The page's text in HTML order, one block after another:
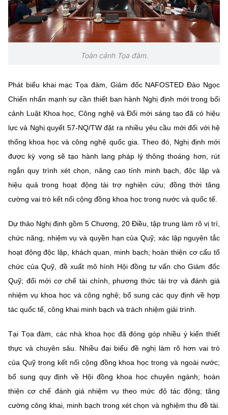
Chọn ngôn ngữ
Vietnamese English
BỘ KHOA HỌC VÀ CÔNG NGHỆ
MINISTRY OF SCIENCE AND TECHNOLOGY
Điều khoản sử dụng Theo dõi MST: Góp ý
Cơ quan chủ quản: Bộ Khoa học và Công nghệ (MST)
Chịu trách nhiệm nội dung: Nguyễn Thị Hải Hằng
Giám đốc Trung tâm Truyền thông Khoa học và Công nghệ.
Liên hệ
Điện thoại: 024 3936 9506
©2026 Bản quyền thuộc Bộ Khoa Học và Công Nghệ
(Ghi rõ nguồn "https://mst.gov.vn" khi phát hành lại thông tin từ
website này)
Toàn cảnh Tọa đàm.
Phát biểu khai mạc Tọa đàm, Giám đốc NAFOSTED Đào Ngọc
Chiến nhấn mạnh sự cần thiết ban hành Nghị định mới trong bối
cảnh Luật Khoa học, Công nghệ và Đổi mới sáng tạo đã có hiệu
lực và Nghị quyết 57-NQ/TW đặt ra nhiều yêu cầu mới đối với hệ
thống khoa học và công nghệ quốc gia. Theo đó, Nghị định mới
được kỳ vọng sẽ tạo hành lang pháp lý thông thoáng hơn, rút
ngắn quy trình xét chọn, nâng cao tính minh bạch, độc lập và
hiệu quả trong hoạt động tài trợ nghiên cứu; đồng thời tăng
cường vai trò kết nối cộng đồng khoa học trong nước và quốc tế.
Dự thảo Nghị định gồm 5 Chương, 20 Điều, tập trung làm rõ vị trí,
chức năng, nhiệm vụ và quyền hạn của Quỹ; xác lập nguyên tắc
hoạt động độc lập, khách quan, minh bạch; hoàn thiện cơ cấu tổ
chức của Quỹ, đề xuất mô hình Hội đồng tư vấn cho Giám đốc
Quỹ; đổi mới cơ chế tài chính, phương thức tài trợ và đánh giá
nhiệm vụ khoa học và công nghệ; bổ sung các quy định về hợp
tác quốc tế, công khai minh bạch và trách nhiệm giải trình.
Tại Tọa đàm, các nhà khoa học đã đóng góp nhiều ý kiến thiết
thực và chuyên sâu. Nhiều đại biểu đề nghị làm rõ hơn vai trò
của Quỹ trong kết nối cộng đồng khoa học trong và ngoài nước;
bổ sung quy định về Hội đồng khoa học chuyên ngành; hoàn
thiện cơ chế đánh giá nhiệm vụ theo mức độ tác động; tăng
cường công khai, minh bạch trong xét chọn và nghiệm thu đề tài.